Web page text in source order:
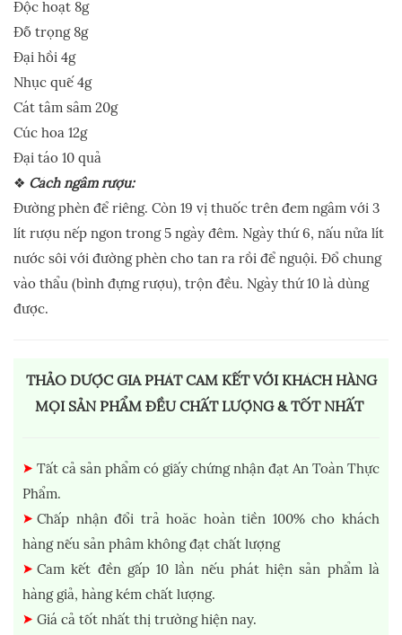
Độc hoạt 8g
Đỗ trọng 8g
Đại hồi 4g
Nhục quế 4g
Cát tâm sâm 20g
Cúc hoa 12g
Đại táo 10 quả
❖ Cách ngâm rượu:
Đường phèn để riêng. Còn 19 vị thuốc trên đem ngâm với 3
lít rượu nếp ngon trong 5 ngày đêm. Ngày thứ 6, nấu nửa lít
nước sôi với đường phèn cho tan ra rồi để nguội. Đổ chung
vào thẩu (bình đựng rượu), trộn đều. Ngày thứ 10 là dùng
được.
THẢO DƯỢC GIA PHÁT CAM KẾT VỚI KHÁCH HÀNG
MỌI SẢN PHẨM ĐỀU CHẤT LƯỢNG & TỐT NHẤT
Tất cả sản phẩm có giấy chứng nhận đạt An Toàn Thực
Phẩm.
Chấp nhận đổi trả hoăc hoàn tiền 100% cho khách
hàng nếu sản phâm không đạt chất lượng
Cam kết đền gấp 10 lần nếu phát hiện sản phẩm là
hàng giả, hàng kém chất lượng.
Giá cả tốt nhất thị trường hiện nay.